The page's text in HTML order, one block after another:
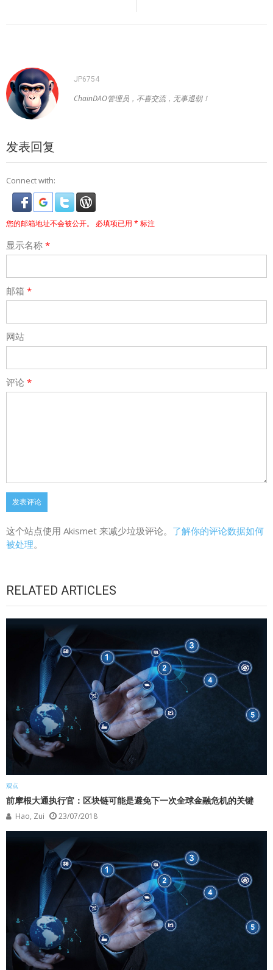
JP6754
ChainDAO管理员，不喜交流，无事退朝！
发表回复
Connect with:
您的邮箱地址不会被公开。 必填项已用 * 标注
显示名称 *
邮箱 *
网站
评论 *
这个站点使用 Akismet 来减少垃圾评论。 了解你的评论数据如何
被处理。
RELATED ARTICLES
观点
前摩根大通执行官：区块链可能是避免下一次全球金融危机的关键
Hao, Zui 23/07/2018